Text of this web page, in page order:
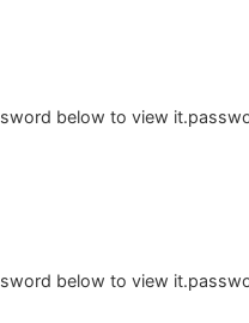
below to view
below to view